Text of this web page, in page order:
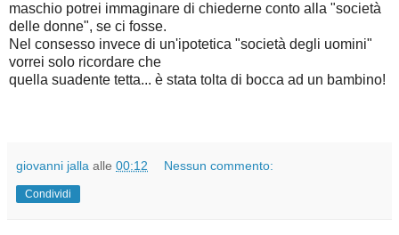
maschio potrei immaginare di chiederne conto alla "società
delle donne", se ci fosse.
Nel consesso invece di un'ipotetica "società degli uomini"
vorrei solo ricordare che
quella suadente tetta... è stata tolta di bocca ad un bambino!
giovanni jalla alle 00:12 Nessun commento:
Condividi